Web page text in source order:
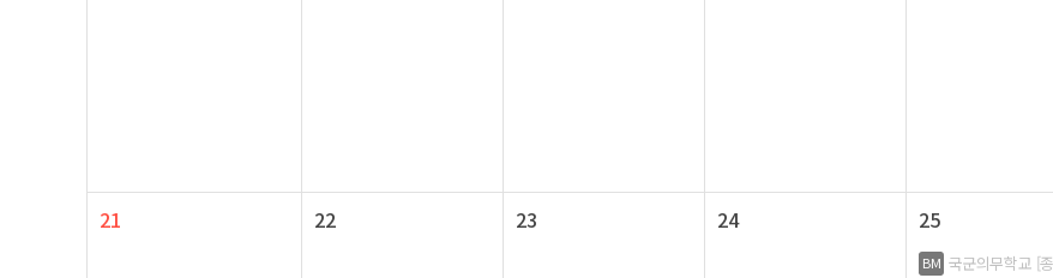
21 22 23 24 25
BM 국군의무학교 [